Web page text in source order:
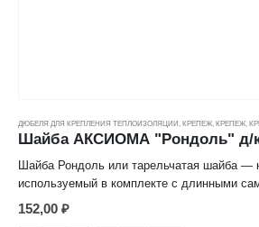
ДЮБЕЛЯ ДЛЯ КРЕПЛЕНИЯ ТЕПЛОИЗОЛЯЦИИ КРЕПЕЖ КРЕПЕЖ
Шайба Рондоль или тарельчатая шайба —
используемый в комплекте с длинными
шурупами для крепления к стенам зданий
плит из минеральной ваты, пенопласта,
152,00 ₽